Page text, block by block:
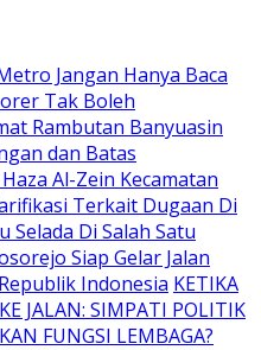
Jangan Hanya Baca
Tak Boleh
Rambutan Banyuasin
dan Batas
Al-Zein Kecamatan
Terkait Dugaan Di
Selada Di Salah Satu
Siap Gelar Jalan
Indonesia KETIKA
JALAN: SIMPATI POLITIK
FUNGSI LEMBAGA?